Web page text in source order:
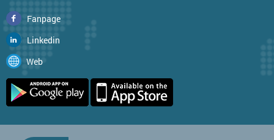
Fanpage
Linkedin
Web